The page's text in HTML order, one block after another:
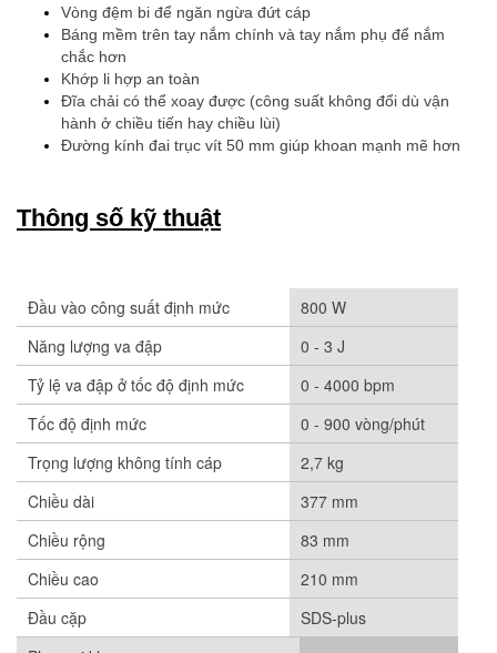
Vòng đệm bi để ngăn ngừa đứt cáp
Báng mềm trên tay nắm chính và tay nắm phụ để nắm
chắc hơn
Khớp li hợp an toàn
Đĩa chải có thể xoay được (công suất không đổi dù vận
hành ở chiều tiến hay chiều lùi)
Đường kính đai trục vít 50 mm giúp khoan mạnh mẽ hơn
Thông số kỹ thuật
Đầu vào công suất định mức
800 W
Năng lượng va đập
0 - 3 J
Tỷ lệ va đập ở tốc độ định mức
0 - 4000 bpm
Tốc độ định mức
0 - 900 vòng/phút
Trọng lượng không tính cáp
2,7 kg
Chiều dài
377 mm
Chiều rộng
83 mm
Chiều cao
210 mm
Đầu cặp
SDS-plus